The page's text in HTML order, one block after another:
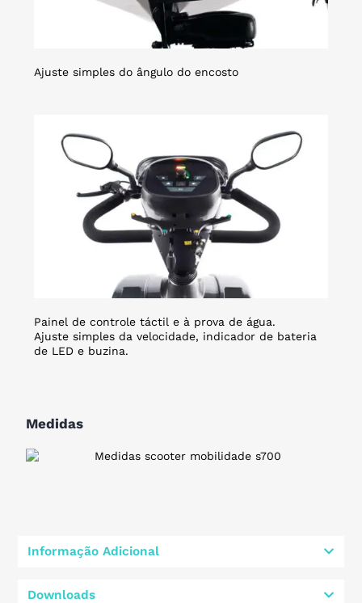
Ajuste simples do ângulo do encosto
Painel de controle táctil e à prova de água.
Ajuste simples da velocidade, indicador de bateria
de LED e buzina.
Medidas
Informação Adicional
Downloads